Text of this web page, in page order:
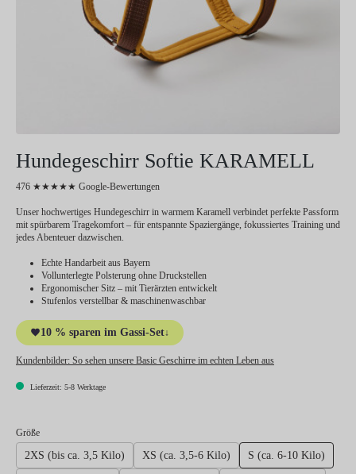
Hundegeschirr Softie KARAMELL
476 ★★★★★ Google-Bewertungen
Unser hochwertiges Hundegeschirr in warmem Karamell verbindet perfekte Passform
mit spürbarem Tragekomfort – für entspannte Spaziergänge, fokussiertes Training und
jedes Abenteuer dazwischen.
Echte Handarbeit aus Bayern
Vollunterlegte Polsterung ohne Druckstellen
Ergonomischer Sitz – mit Tierärzten entwickelt
Stufenlos verstellbar & maschinenwaschbar
10 % sparen im Gassi-Set↓
Kundenbilder: So sehen unsere Basic Geschirre im echten Leben aus
Lieferzeit: 5-8 Werktage
Größeauswählen
2XS (bis ca. 3,5 Kilo) XS (ca. 3,5-6 Kilo) S (ca. 6-10 Kilo)